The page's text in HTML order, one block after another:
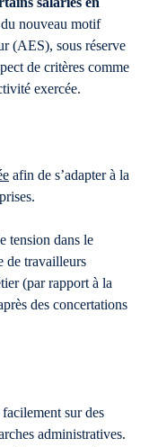
nouveau motif
(AES), sous réserve
de critères comme
exercée.
afin de s’adapter à la
tension dans le
de travailleurs
(par rapport à la
des concertations
sur des
administratives.